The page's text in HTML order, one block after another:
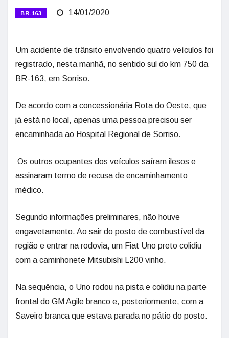
BR-163 14/01/2020
Um acidente de trânsito envolvendo quatro veículos foi
registrado, nesta manhã, no sentido sul do km 750 da
BR-163, em Sorriso.
De acordo com a concessionária Rota do Oeste, que
já está no local, apenas uma pessoa precisou ser
encaminhada ao Hospital Regional de Sorriso.
Os outros ocupantes dos veículos saíram ilesos e
assinaram termo de recusa de encaminhamento
médico.
Segundo informações preliminares, não houve
engavetamento. Ao sair do posto de combustível da
região e entrar na rodovia, um Fiat Uno preto colidiu
com a caminhonete Mitsubishi L200 vinho.
Na sequência, o Uno rodou na pista e colidiu na parte
frontal do GM Agile branco e, posteriormente, com a
Saveiro branca que estava parada no pátio do posto.